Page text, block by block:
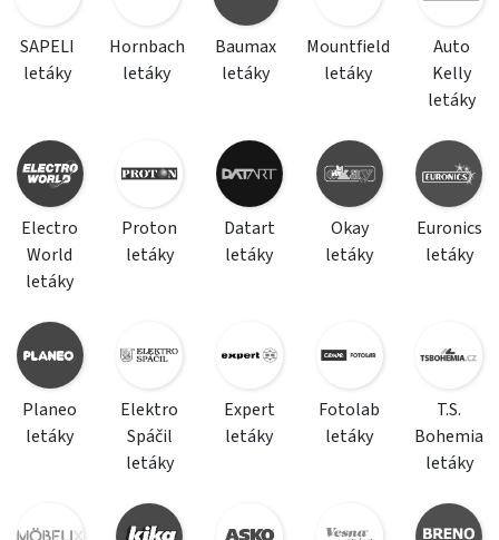
SAPELI
letáky
Hornbach
letáky
Baumax
letáky
Mountfield
letáky
Auto
Kelly
letáky
Electro
World
letáky
Proton
letáky
Datart
letáky
Okay
letáky
Euronics
letáky
Planeo
letáky
Elektro
Spáčil
letáky
Expert
letáky
Fotolab
letáky
T.S.
Bohemia
letáky